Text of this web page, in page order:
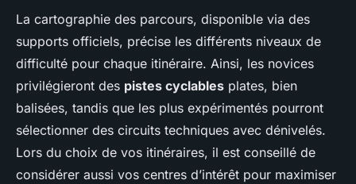
La cartographie des parcours, disponible via des
supports officiels, précise les différents niveaux de
difficulté pour chaque itinéraire. Ainsi, les novices
privilégieront des pistes cyclables plates, bien
balisées, tandis que les plus expérimentés pourront
sélectionner des circuits techniques avec dénivelés.
Lors du choix de vos itinéraires, il est conseillé de
considérer aussi vos centres d’intérêt pour maximiser